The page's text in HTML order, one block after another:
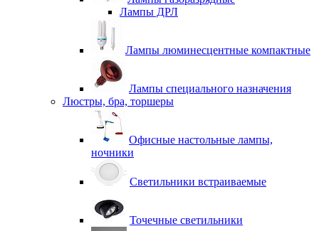
Лампы ДРЛ
Лампы люминесцентные компактные
Лампы специального назначения
Люстры, бра, торшеры
Офисные настольные лампы,
ночники
Светильники встраиваемые
Точечные светильники